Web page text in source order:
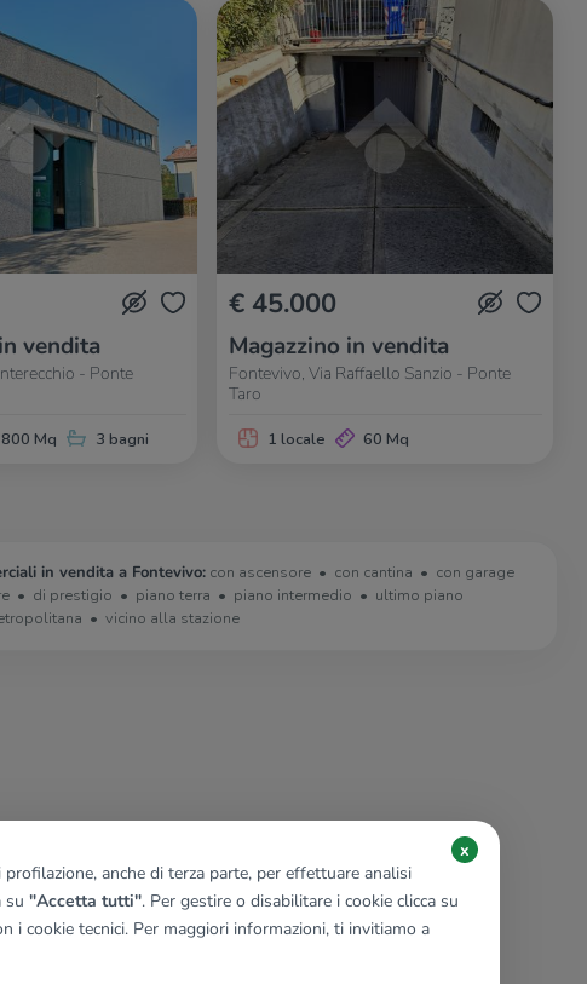
vendita
- Ponte
800 Mq 3 bagni
€ 45.000
Magazzino in vendita
Fontevivo, Via Raffaello Sanzio - Ponte
Taro
1 locale 60 Mq
in vendita a Fontevivo: con ascensore con cantina
con garage
di prestigio piano terra piano intermedio
ultimo piano
vicino alla stazione
anche di terza parte, per effettuare analisi
su "Accetta tutti". Per gestire o disabilitare i cookie clicca su
i cookie tecnici. Per maggiori informazioni, ti invitiamo a
x